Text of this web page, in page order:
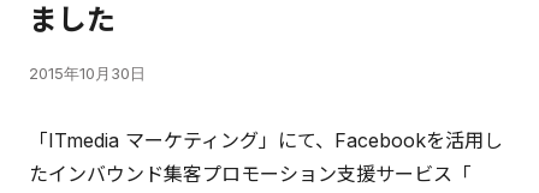
ました
2015年10月30日
「ITmedia マーケティング」にて、Facebookを活用し
たインバウンド集客プロモーション支援サービス「